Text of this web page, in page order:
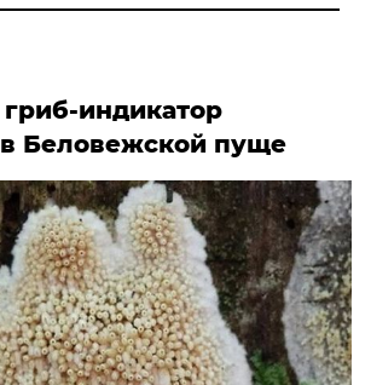
индикатор
Беловежской пуще